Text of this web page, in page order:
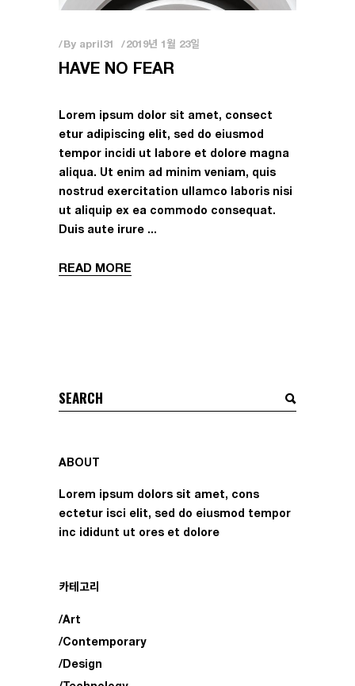
By april31 2019년 1월 23일
HAVE NO FEAR
Lorem ipsum dolor sit amet, consect
etur adipiscing elit, sed do eiusmod
tempor incidi ut labore et dolore magna
aliqua. Ut enim ad minim veniam, quis
nostrud exercitation ullamco laboris nisi
ut aliquip ex ea commodo consequat.
Duis aute irure
READ MORE
Search
for:
ABOUT
Lorem ipsum dolors sit amet, cons
ectetur isci elit, sed do eiusmod tempor
inc ididunt ut ores et dolore
카테고리
Art
Contemporary
Design